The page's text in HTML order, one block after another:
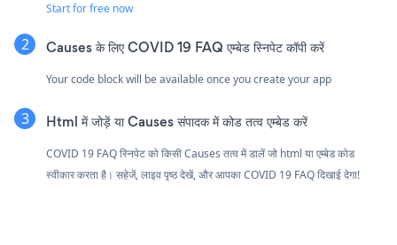
Start for free now
Causes के लिए COVID 19 FAQ एम्बेड स्निपेट कॉपी करें
Your code block will be available once you create your app
Html में जोड़ें या Causes संपादक में कोड तत्व एम्बेड करें
COVID 19 FAQ स्निपेट को किसी Causes तत्व में डालें जो html या एम्बेड कोड
स्वीकार करता है। सहेजें, लाइव पृष्ठ देखें, और आपका COVID 19 FAQ दिखाई देगा!